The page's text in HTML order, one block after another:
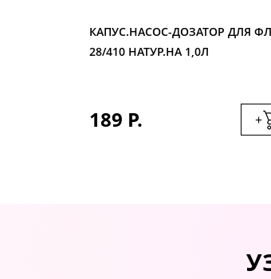
КАПУС.НАСОС-ДОЗАТОР ДЛЯ ФЛ
28/410 НАТУР.НА 1,0Л
189 Р. +